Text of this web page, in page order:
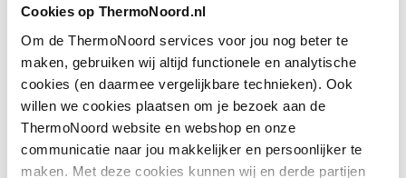
Cookies op ThermoNoord.nl
Om de ThermoNoord services voor jou nog beter te
maken, gebruiken wij altijd functionele en analytische
cookies (en daarmee vergelijkbare technieken). Ook
willen we cookies plaatsen om je bezoek aan de
ThermoNoord website en webshop en onze
communicatie naar jou makkelijker en persoonlijker te
maken. Met deze cookies kunnen wij en derde partijen
Toebehoren Nee
Onderdeel Ja